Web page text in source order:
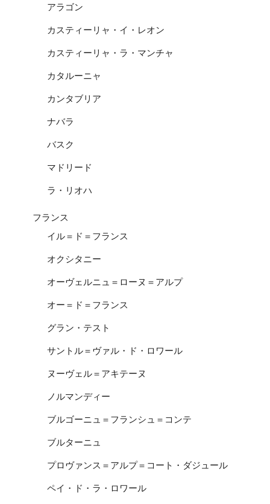
アラゴン
カスティーリャ・イ・レオン
カスティーリャ・ラ・マンチャ
カタルーニャ
カンタブリア
ナバラ
バスク
マドリード
ラ・リオハ
フランス
イル＝ド＝フランス
オクシタニー
オーヴェルニュ＝ローヌ＝アルプ
オー＝ド＝フランス
グラン・テスト
サントル＝ヴァル・ド・ロワール
ヌーヴェル＝アキテーヌ
ノルマンディー
ブルゴーニュ＝フランシュ＝コンテ
ブルターニュ
プロヴァンス＝アルプ＝コート・ダジュール
ペイ・ド・ラ・ロワール